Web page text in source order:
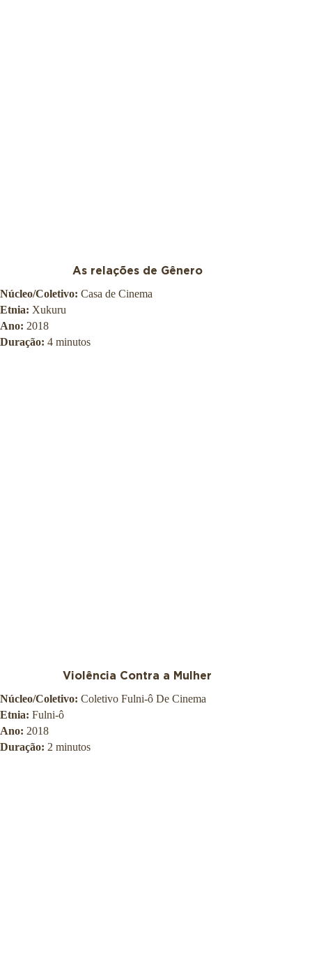
As relações de Gênero
Núcleo/Coletivo: Casa de Cinema
Etnia: Xukuru
Ano: 2018
Duração: 4 minutos
Violência Contra a Mulher
Núcleo/Coletivo: Coletivo Fulni-ô De Cinema
Etnia: Fulni-ô
Ano: 2018
Duração: 2 minutos